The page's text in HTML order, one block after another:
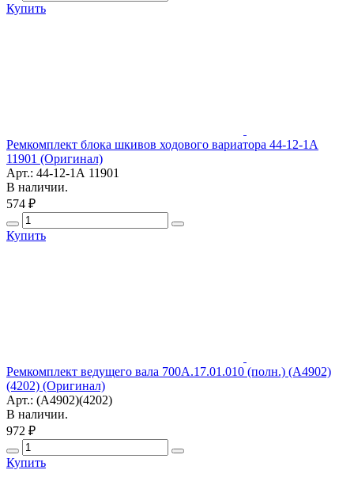
Купить
Ремкомплект блока шкивов ходового вариатора 44-12-1А
11901 (Оригинал)
Арт.: 44-12-1А 11901
В наличии.
574 ₽
Купить
Ремкомплект ведущего вала 700А.17.01.010 (полн.) (А4902)
(4202) (Оригинал)
Арт.: (А4902)(4202)
В наличии.
972 ₽
Купить